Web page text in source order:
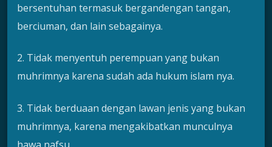
bersentuhan termasuk bergandengan tangan,
berciuman, dan lain sebagainya.
2. Tidak menyentuh perempuan yang bukan
muhrimnya karena sudah ada hukum islam nya.
3. Tidak berduaan dengan lawan jenis yang bukan
muhrimnya, karena mengakibatkan munculnya